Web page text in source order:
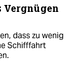
Vergnügen
dass zu wenig
Schifffahrt